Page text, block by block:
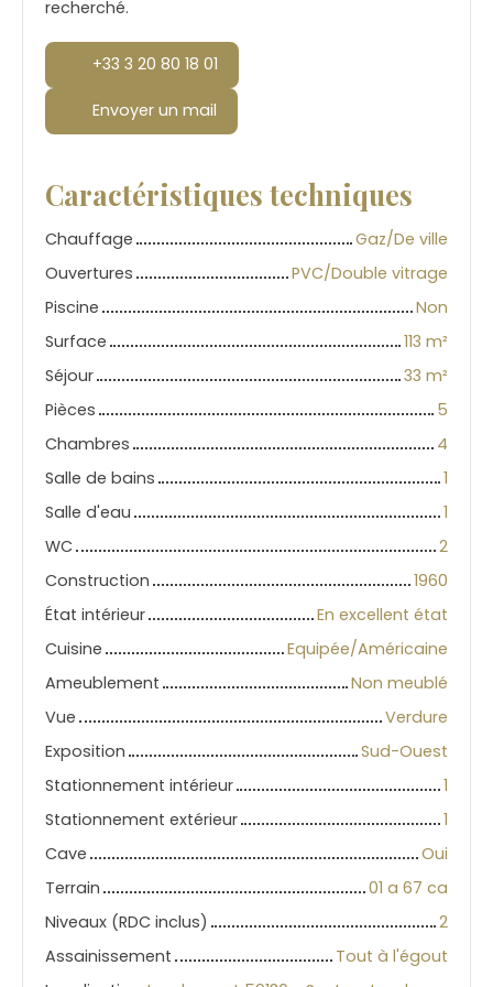
recherché.
+33 3 20 80 18 01
Envoyer un mail
Caractéristiques techniques
Chauffage
Gaz/De ville
Ouvertures
PVC/Double vitrage
Piscine
Non
Surface
113 m²
Séjour
33 m²
Pièces
5
Chambres
4
Salle de bains
1
Salle d'eau
1
WC
2
Construction
1960
État intérieur
En excellent état
Cuisine
Equipée/Américaine
Ameublement
Non meublé
Vue
Verdure
Exposition
Sud-Ouest
Stationnement intérieur
1
Stationnement extérieur
1
Cave
Oui
Terrain
01 a 67 ca
Niveaux (RDC inclus)
2
Assainissement
Tout à l'égout